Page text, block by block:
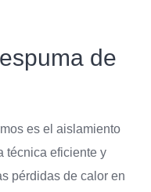
de
es el aislamiento
técnica eficiente y
pérdidas de calor en